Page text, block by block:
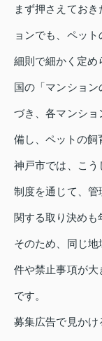
まず押さえてお
ョンでも、ペッ
細則で細かく定め
国の「マンショ
づき、各マンシ
備し、ペットの飼
神戸市では、こ
制度を通じて、管
関する取り決めも
そのため、同じ
件や禁止事項が
です。
募集広告で見か